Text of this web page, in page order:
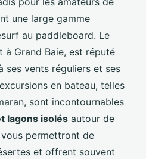
une large gamme
au paddleboard. Le
à Grand Baie, est réputé
ses vents réguliers et ses
en bateau, telles
sont incontournables
lagons isolés autour de
permettront de
et offrent souvent